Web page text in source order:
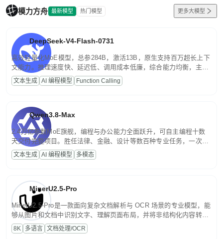
模力方舟 最新模型 热门模型 更多大模型
DeepSeek-V4-Flash-0731
高效轻量化MoE模型，总参284B，激活13B，原生支持百万超长上下
文能力。推理速度快、延迟低、调用成本低廉，综合能力均衡，主打
高并发、轻量化任务，适合日常对话、内容创作、基础 RAG、批量
文案处理等普惠刚需场景。
文本生成 AI 编程模型 Function Calling
Qwen3.8-Max
2.4万亿参数MoE旗舰，编程与办公能力全面跃升，可自主编程十数
天交付完整项目。胜任法律、金融、设计等数百种专业任务，一次对
话端到端交付生产级成果。原生视觉理解贯穿规划、执行与验证全流
程，支持超长文档与长视频的深度语义解析。长程任务中自主规划与
文本生成 AI 编程模型 多模态
MinerU2.5-Pro
MinerU2.5-Pro是一款面向复杂文档解析与 OCR 场景的专业模型，能
够从图片和文档中识别文字、理解页面布局，并将非结构化内容转换
为便于存储、检索和二次处理的结构化结果。
8K 多语言 文档处理/OCR